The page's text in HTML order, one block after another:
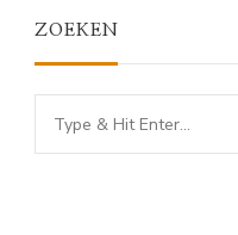
ZOEKEN
Looking
for